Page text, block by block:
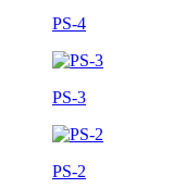
PS-4
PS-3
PS-2